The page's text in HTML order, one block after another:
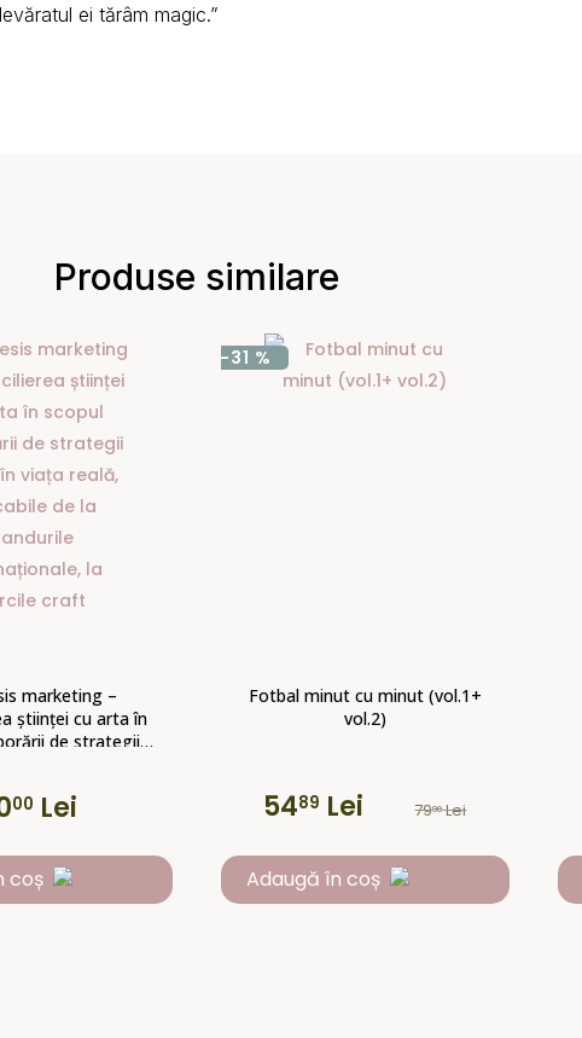
ei tărâm magic.”
Produse similare
marketing –
științei cu arta în
de strategii
craft
00 Lei
coș
-31 %
Fotbal minut cu minut (vol.1+
vol.2)
7990 Lei
Prețul
inițial
a
5489 Lei Prețul
curent
este:
Adaugă în coș